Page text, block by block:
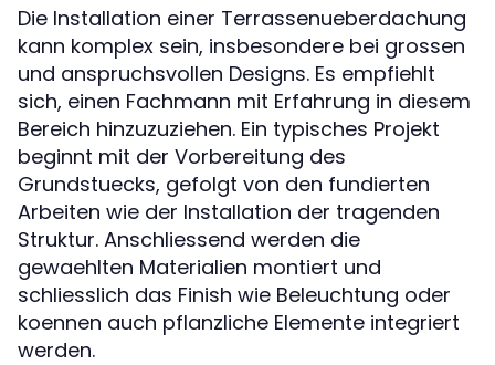
Die Installation einer Terrassenueberdachung
kann komplex sein, insbesondere bei grossen
und anspruchsvollen Designs. Es empfiehlt
sich, einen Fachmann mit Erfahrung in diesem
Bereich hinzuzuziehen. Ein typisches Projekt
beginnt mit der Vorbereitung des
Grundstuecks, gefolgt von den fundierten
Arbeiten wie der Installation der tragenden
Struktur. Anschliessend werden die
gewaehlten Materialien montiert und
schliesslich das Finish wie Beleuchtung oder
koennen auch pflanzliche Elemente integriert
werden.